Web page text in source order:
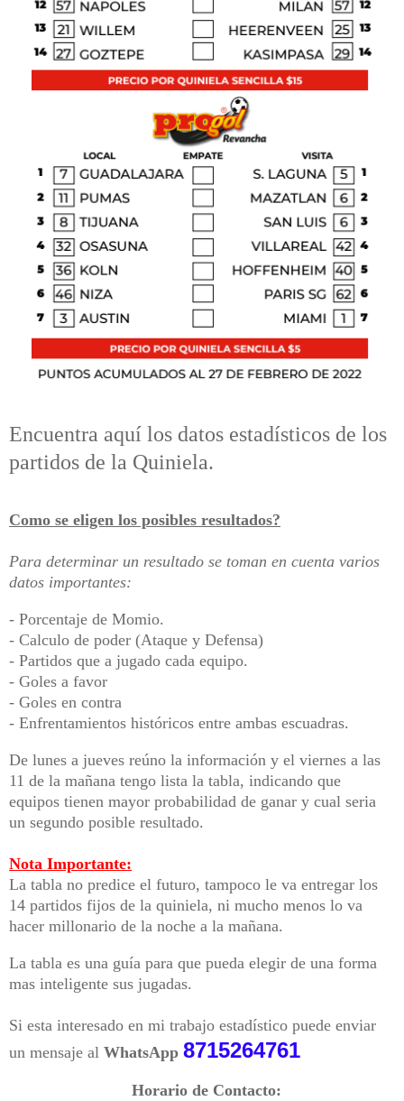
Encuentra aquí los datos estadísticos de los
partidos de la Quiniela.
Como se eligen los posibles resultados?
Para determinar un resultado se toman en cuenta varios
datos importantes:
- Porcentaje de Momio.
- Calculo de poder (Ataque y Defensa)
- Partidos que a jugado cada equipo.
- Goles a favor
- Goles en contra
- Enfrentamientos históricos entre ambas escuadras.
De lunes a jueves reúno la información y el viernes a las
11 de la mañana tengo lista la tabla, indicando que
equipos tienen mayor probabilidad de ganar y cual seria
un segundo posible resultado.
Nota Importante:
La tabla no predice el futuro, tampoco le va entregar los
14 partidos fijos de la quiniela, ni mucho menos lo va
hacer millonario de la noche a la mañana.
La tabla es una guía para que pueda elegir de una forma
mas inteligente sus jugadas.
Si esta interesado en mi trabajo estadístico puede enviar
un mensaje al WhatsApp 8715264761
Horario de Contacto: